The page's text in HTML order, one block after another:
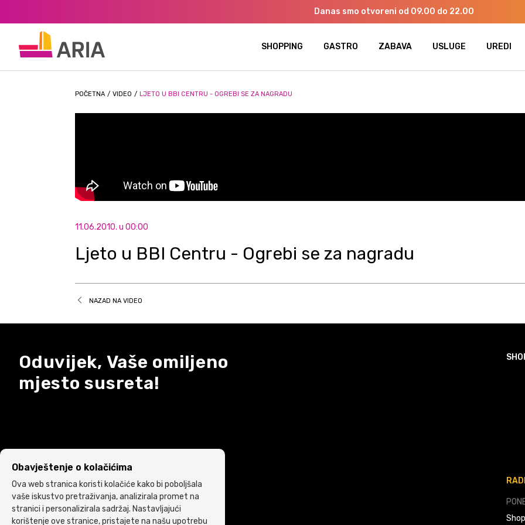
Danas smo otvoreni od 09.00 do 22.00
SHOPPING GASTRO ZABAVA USLUGE UREDI
POČETNA / VIDEO / LJETO U BBI CENTRU - OGREBI SE ZA NAGRADU
11.06.2010. u 00:00
Ljeto u BBI Centru - Ogrebi se za nagradu
NAZAD NA VIDEO
Oduvijek, Vaše omiljeno
mjesto susreta!
Obavještenje o kolačićima
Ova web stranica koristi kolačiće kako bi poboljšala
vaše iskustvo pretraživanja, analizirala promet na
stranici i personalizirala sadržaj. Nastavljajući
korištenje ove stranice, pristajete na našu upotrebu